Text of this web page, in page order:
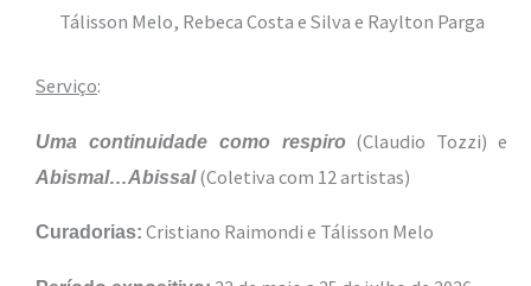
Tálisson Melo, Rebeca Costa e Silva e Raylton Parga
Serviço:
Uma continuidade como respiro(Claudio Tozzi) e
Abismal…Abissal(Coletiva com 12 artistas)
Curadorias: Cristiano Raimondi e Tálisson Melo